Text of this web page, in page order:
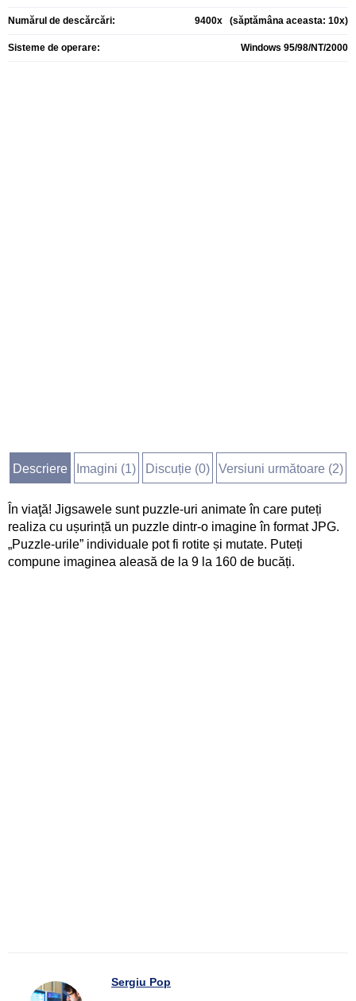
Numărul de descărcări: 9400x (săptămâna aceasta: 10x)
Sisteme de operare: Windows 95/98/NT/2000
Descriere Imagini (1) Discuție (0) Versiuni următoare (2)
În viaţă! Jigsawele sunt puzzle-uri animate în care puteți
realiza cu ușurință un puzzle dintr-o imagine în format JPG.
„Puzzle-urile” individuale pot fi rotite și mutate. Puteți
compune imaginea aleasă de la 9 la 160 de bucăți.
Sergiu Pop